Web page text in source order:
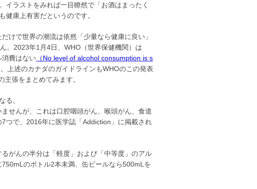
ラストをみれば一目瞭然で「お酒はまったく
健康上有害だというのです。
けで世界の潮流は依然「少量なら健康に良い」
。2023年1月4日、WHO（世界保健機関）は
消費はない （No level of alcohol consumption is s
上述のカナダのガイドラインもWHOのこの発表
張をまとめてみます。
る。
せんが、これは口腔咽頭がん、喉頭がん、食道
つで、2016年に医学誌「Addiction」に掲載され
がんの半分は「軽度」および「中等度」のアル
のボトル2本未満、缶ビールなら500mLを